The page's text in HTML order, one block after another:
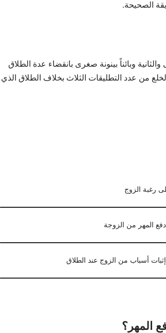
الصحيحة.
وبائناً بينونة صغرى بانقضاء عدة الطلاق
من عدد التطليقات الثلاث بخلاف الطلاق الذي
رغبة الزوج
المهر من الزوجة
أسباب من الزوج عند الطلاق
المهر؟